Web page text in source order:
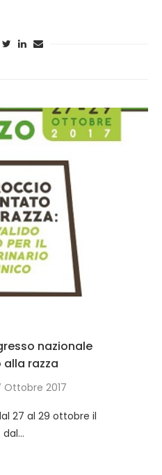
nazionale
razza
Ottobre 2017
27 al 29 ottobre il
dal…